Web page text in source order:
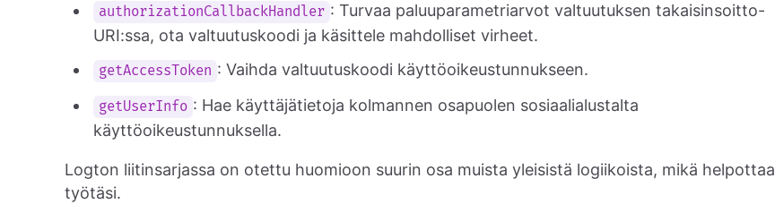
authorizationCallbackHandler : Turvaa paluuparametriarvot valtuutuksen takaisinsoitto-
URI:ssa, ota valtuutuskoodi ja käsittele mahdolliset virheet.
getAccessToken : Vaihda valtuutuskoodi käyttöoikeustunnukseen.
getUserInfo : Hae käyttäjätietoja kolmannen osapuolen sosiaalialustalta
käyttöoikeustunnuksella.
Logton liitinsarjassa on otettu huomioon suurin osa muista yleisistä logiikoista, mikä helpottaa
työtäsi.